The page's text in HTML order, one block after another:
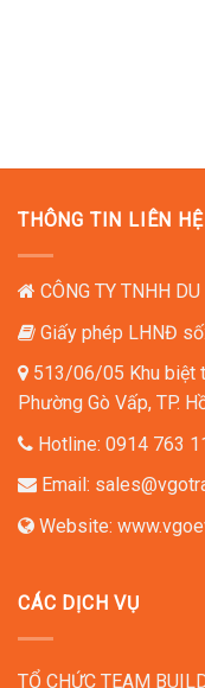
THÔNG TIN LIÊN HỆ
CÔNG TY TNHH
Giấy phép LHNĐ
513/06/05 Khu biệt
Phường Gò Vấp, TP.
Hotline: 0914 763
Email:
Website:
CÁC DỊCH VỤ
TỔ CHỨC TEAM